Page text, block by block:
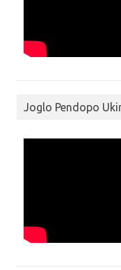
Joglo Pendopo